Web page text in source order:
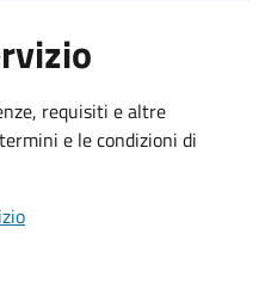
requisiti e altre
e le condizioni di